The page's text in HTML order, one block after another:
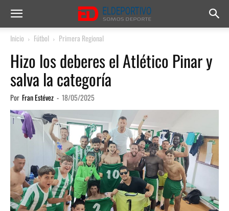
Inicio Fútbol Primera Regional
Hizo los deberes el Atlético Pinar y
salva la categoría
Por Fran Estévez - 18/05/2025